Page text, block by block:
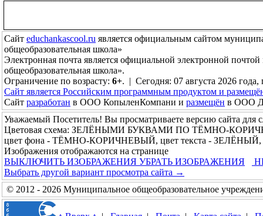
Сайт educhankascool.ru является официальным сайтом
общеобразовательная школа»
Электронная почта является официальной электронной
общеобразовательная школа».
Ограничение по возрасту: 6+. | Сегодня: 07 августа 2026 года,
Сайт является Российским программным продуктом и
Сайт разработан в ООО КопыленКомпани и размещён в ООО
Уважаемый Посетитель! Вы просматриваете версию сайта для
Цветовая схема: ЗЕЛЁНЫМИ БУКВАМИ ПО ТЁМНО-
цвет фона - ТЁМНО-КОРИЧНЕВЫЙ, цвет текста - ЗЕЛЁНЫЙ,
Изображения отображаются на странице
ВЫКЛЮЧИТЬ ИЗОБРАЖЕНИЯ УБРАТЬ ИЗОБРАЖЕНИЯ
Выбрать другой вариант просмотра сайта →
© 2012 - 2026 Муниципальное общеобразовательное